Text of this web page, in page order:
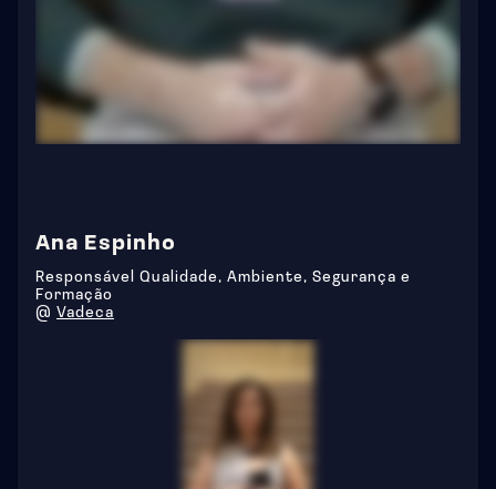
Ana Espinho
Responsável Qualidade, Ambiente, Segurança e
Formação
@ Vadeca